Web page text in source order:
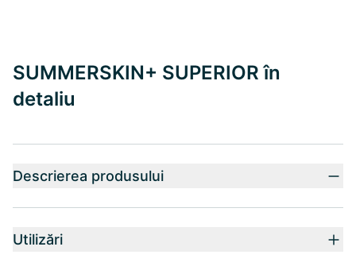
SUMMERSKIN+ SUPERIOR în
detaliu
Descrierea produsului
Utilizări